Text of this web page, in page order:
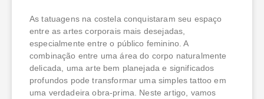
As tatuagens na costela conquistaram seu espaço
entre as artes corporais mais desejadas,
especialmente entre o público feminino. A
combinação entre uma área do corpo naturalmente
delicada, uma arte bem planejada e significados
profundos pode transformar uma simples tattoo em
uma verdadeira obra-prima. Neste artigo, vamos